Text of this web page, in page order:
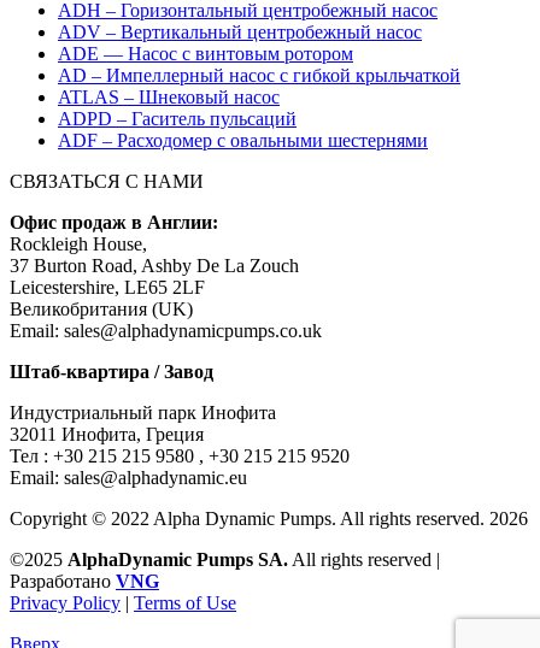
ADH – Горизонтальный центробежный насос
ADV – Вертикальный центробежный насос
ADE — Насос с винтовым ротором
AD – Импеллерный насос с гибкой крыльчаткой
ATLAS – Шнековый насос
ADPD – Гаситель пульсаций
ADF – Расходомер с овальными шестернями
СВЯЗАТЬСЯ С НАМИ
Офис продаж в Англии:
Rockleigh House,
37 Burton Road, Ashby De La Zouch
Leicestershire, LE65 2LF
Великобритания (UK)
Email: sales@alphadynamicpumps.co.uk
Штаб-квартира / Завод
Индустриальный парк Инофита
32011 Инофита, Греция
Teл : +30 215 215 9580 , +30 215 215 9520
Email: sales@alphadynamic.eu
Copyright © 2022 Alpha Dynamic Pumps. All rights reserved. 2026
©2025 AlphaDynamic Pumps SA. All rights reserved |
Разработано VNG
Privacy Policy | Terms of Use
Вверх